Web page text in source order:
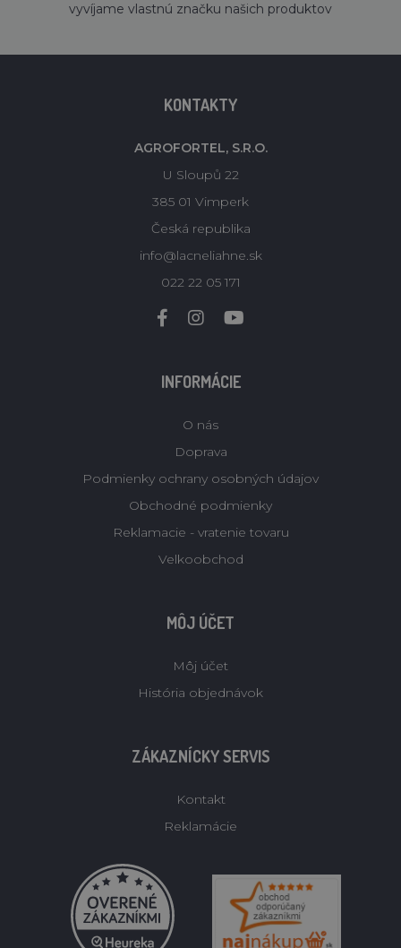
vyvíjame vlastnú značku našich produktov
KONTAKTY
AGROFORTEL, S.R.O.
U Sloupů 22
385 01 Vimperk
Česká republika
info@lacneliahne.sk
022 22 05 171
INFORMÁCIE
O nás
Doprava
Podmienky ochrany osobných údajov
Obchodné podmienky
Reklamacie - vratenie tovaru
Velkoobchod
MÔJ ÚČET
Môj účet
História objednávok
ZÁKAZNÍCKY SERVIS
Kontakt
Reklamácie